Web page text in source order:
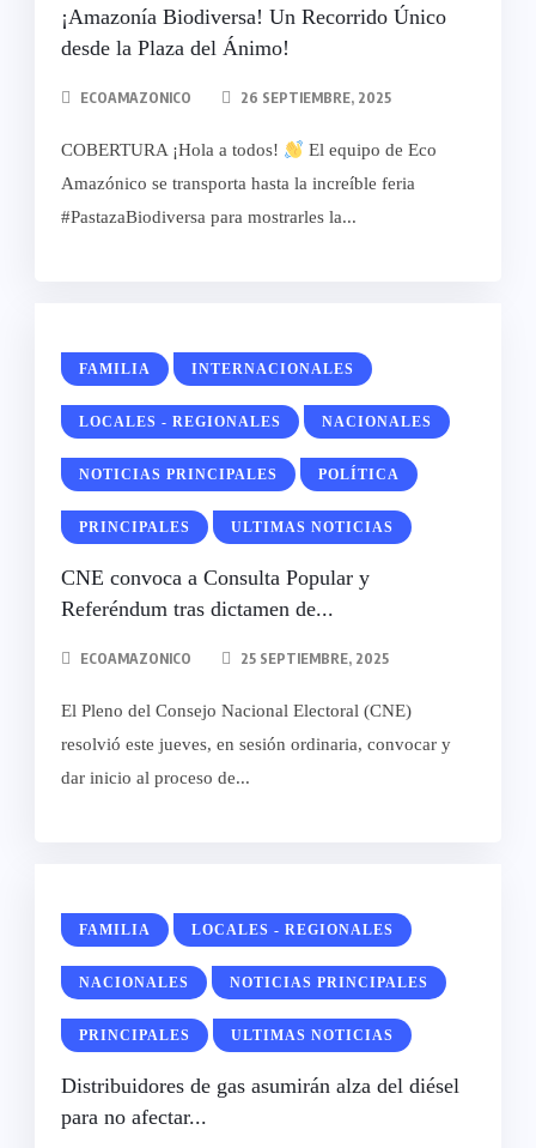
¡Amazonía Biodiversa! Un Recorrido Único
desde la Plaza del Ánimo!
ECOAMAZONICO 26 SEPTIEMBRE, 2025
COBERTURA ¡Hola a todos!
El equipo de Eco
Amazónico se transporta hasta la increíble feria
#PastazaBiodiversa para mostrarles la...
FAMILIA INTERNACIONALES
LOCALES - REGIONALES NACIONALES
NOTICIAS PRINCIPALES POLÍTICA
PRINCIPALES ULTIMAS NOTICIAS
CNE convoca a Consulta Popular y
Referéndum tras dictamen de...
ECOAMAZONICO 25 SEPTIEMBRE, 2025
El Pleno del Consejo Nacional Electoral (CNE)
resolvió este jueves, en sesión ordinaria, convocar y
dar inicio al proceso de...
FAMILIA LOCALES - REGIONALES
NACIONALES NOTICIAS PRINCIPALES
PRINCIPALES ULTIMAS NOTICIAS
Distribuidores de gas asumirán alza del diésel
para no afectar...